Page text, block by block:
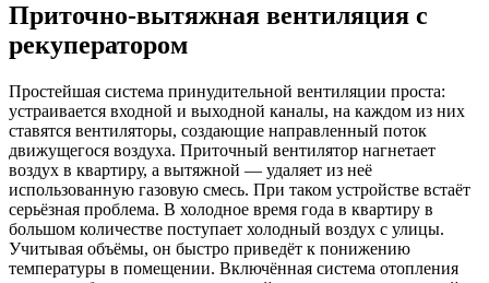
Приточно-вытяжная вентиляция с
рекуператором
Простейшая система принудительной вентиляции проста:
устраивается входной и выходной каналы, на каждом из них
ставятся вентиляторы, создающие направленный поток
движущегося воздуха. Приточный вентилятор нагнетает
воздух в квартиру, а вытяжной — удаляет из неё
использованную газовую смесь. При таком устройстве встаёт
серьёзная проблема. В холодное время года в квартиру в
большом количестве поступает холодный воздух с улицы.
Учитывая объёмы, он быстро приведёт к понижению
температуры в помещении. Включённая система отопления